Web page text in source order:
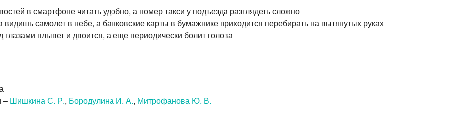
в смартфоне читать удобно, а номер такси у подъезда разглядеть сложно
видишь самолет в небе, а банковские карты в бумажнике приходится перебирать на вытянутых руках
глазами плывет и двоится, а еще периодически болит голова
– Шишкина С. Р., Бородулина И. А., Митрофанова Ю. В.